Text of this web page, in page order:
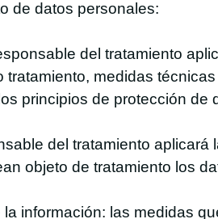
de datos personales:
del tratamiento
medidas
principios de protección
del tratamiento
objeto de tratamiento los
información: las medidas